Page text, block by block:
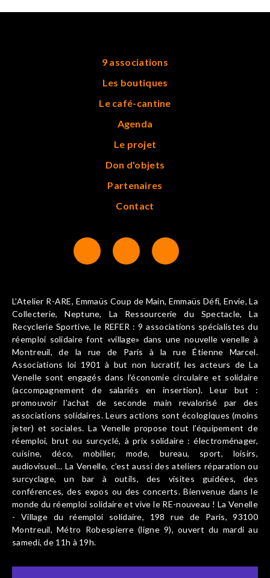
9 associations
Les boutiques
Le café-cantine
Agenda
Le projet
Don d'objets
Partenaires
Contact
L’Atelier R-ARE, Emmaüs Coup de Main, Emmaüs Défi, Envie, La
Collecterie, Neptune, La Ressourcerie du Spectacle, La
Recyclerie Sportive, le REFER : 9 associations spécialistes du
réemploi solidaire font «village» dans une nouvelle venelle à
Montreuil, de la rue de Paris à la rue Étienne Marcel.
Associations loi 1901 à but non lucratif, les acteurs de La
Venelle sont engagés dans l’économie circulaire et solidaire
(accompagnement de salariés en insertion). Leur but :
promouvoir l’achat de seconde main revalorisé par des
associations solidaires. Leurs actions sont écologiques (moins
jeter) et sociales. La Venelle propose tout l’équipement de
réemploi, brut ou surcyclé, à prix solidaire : électroménager,
cuisine, déco, mobilier, mode, bureau, sport, loisirs,
audiovisuel… La Venelle, c’est aussi des ateliers réparation ou
surcyclage, un bar à outils, des visites guidées, des
conférences, des expos ou des concerts. Bienvenue dans le
monde du réemploi solidaire et vive le RE-nouveau ! La Venelle
- Village du réemploi solidaire, 198 rue de Paris, 93100
Montreuil, Métro Robespierre (ligne 9), ouvert du mardi au
samedi, de 11h à 19h.